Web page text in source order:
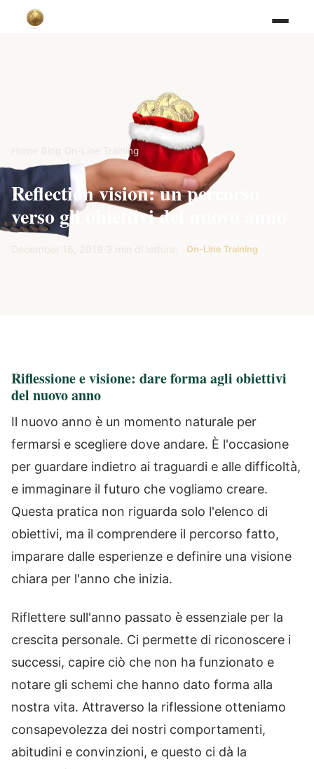
On-Line Training
Reflection vision: un percorso
verso gli obiettivi del nuovo anno
On-Line Training
Riflessione e visione: dare forma agli obiettivi
del nuovo anno
Il nuovo anno è un momento naturale per
fermarsi e scegliere dove andare. È l'occasione
per guardare indietro ai traguardi e alle difficoltà,
e immaginare il futuro che vogliamo creare.
Questa pratica non riguarda solo l'elenco di
obiettivi, ma il comprendere il percorso fatto,
imparare dalle esperienze e definire una visione
chiara per l'anno che inizia.
Riflettere sull'anno passato è essenziale per la
crescita personale. Ci permette di riconoscere i
successi, capire ciò che non ha funzionato e
notare gli schemi che hanno dato forma alla
nostra vita. Attraverso la riflessione otteniamo
consapevolezza dei nostri comportamenti,
abitudini e convinzioni, e questo ci dà la